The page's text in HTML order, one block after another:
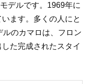
デルです。1969年に
ます。多くの人にと
のカマロは、フロン
た完成されたスタイ